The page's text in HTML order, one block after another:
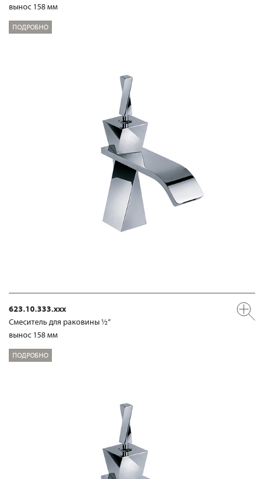
вынос 158 мм
ПОДРОБНО
623.10.333.xxx
Смеситель для раковины ½“
вынос 158 мм
ПОДРОБНО